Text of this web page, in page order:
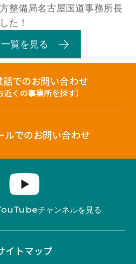
整備局名古屋国道事務所長
た！
一覧を見る
話でのお問い合わせ
近くの事業所を探す）
ルでのお問い合わせ
チャンネルを見る
イトマップ